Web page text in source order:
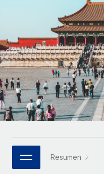
Externaliza tareas
INFRAESTRUCTURA
Conexión Remote
Integra los RR. HH.
complicaciones.
Plataforma
Funciones esenciales
Conectar
Conecta cualquier
Soluciones ágiles de
empresas en
Mediana empresa
Amplía tu equipo con
personalizadas.
Empresa
RR. HH. globales
ASOCIARSE
Socios
Integra la gestión de
APRENDIZAJE CON
Guías y recursos
Casos prácticos
Glosario de RR. HH.
Listas de verificación
Biblioteca de
Webinarios
Español
Italiano
Português (Portugal)
日本語
한국어
中文（简体）Resumen